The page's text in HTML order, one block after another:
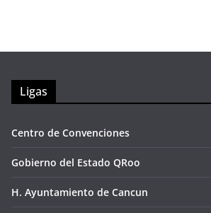
Ligas
Centro de Convenciones
Gobierno del Estado QRoo
H. Ayuntamiento de Cancun